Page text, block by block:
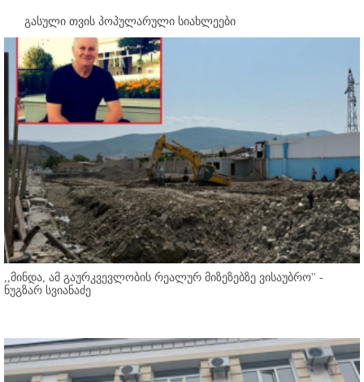
გასული თვის პოპულარული სიახლეები
,,მინდა, ამ გაურკვევლობის რეალურ მიზეზებზე ვისაუბრო'' -
ნუგზარ სვიანაძე